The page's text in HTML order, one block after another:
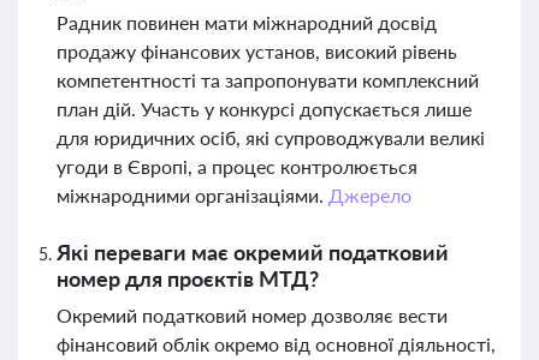
Радник повинен мати міжнародний досвід
продажу фінансових установ, високий рівень
компетентності та запропонувати комплексний
план дій. Участь у конкурсі допускається лише
для юридичних осіб, які супроводжували великі
угоди в Європі, а процес контролюється
міжнародними організаціями. Джерело
Які переваги має окремий податковий
номер для проєктів МТД?
Окремий податковий номер дозволяє вести
фінансовий облік окремо від основної діяльності,